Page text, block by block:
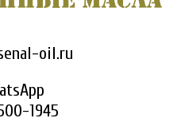
oil.ru
1945